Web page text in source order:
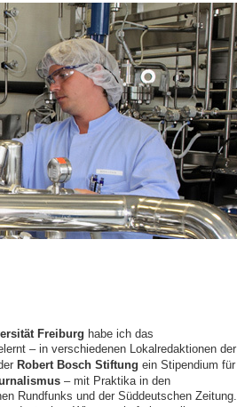
Freiburg habe ich das
– in verschiedenen Lokalredaktionen der
Robert Bosch Stiftung ein Stipendium für
– mit Praktika in den
Rundfunks und der Süddeutschen Zeitung.